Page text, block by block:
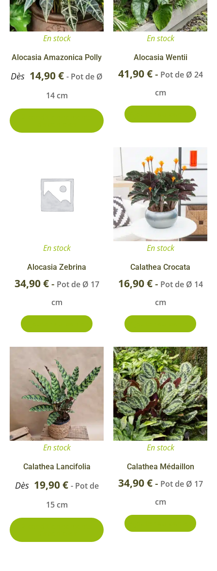
En stock
Alocasia Amazonica Polly
Dès 14,90€ - Pot de Ø
14 cm
Les
options
choisies
du
En stock
Alocasia Wentii
41,90€- Pot de Ø 24
cm
En stock
Alocasia Zebrina
34,90€- Pot de Ø 17
cm
En stock
Calathea Crocata
16,90€- Pot de Ø 14
cm
En stock
Calathea Lancifolia
Dès 19,90€ - Pot de
15 cm
produit
plusieurs
variations.
Les
options
choisies
du
En stock
Calathea Médaillon
34,90€- Pot de Ø 17
cm